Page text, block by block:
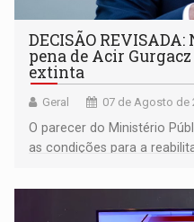
DECISÃO
pena de Acir
extinta
Geral 07 de Agosto de
O parecer do Ministério
as condições para a